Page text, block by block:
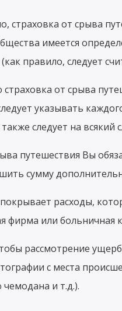
страховка от срыва
имеется
правило, следует
страховка от срыва
указывать
следует на всякий
путешествия Вы
сумму
расходы,
фирма или больничная
рассмотрение
с места
и т.д.).